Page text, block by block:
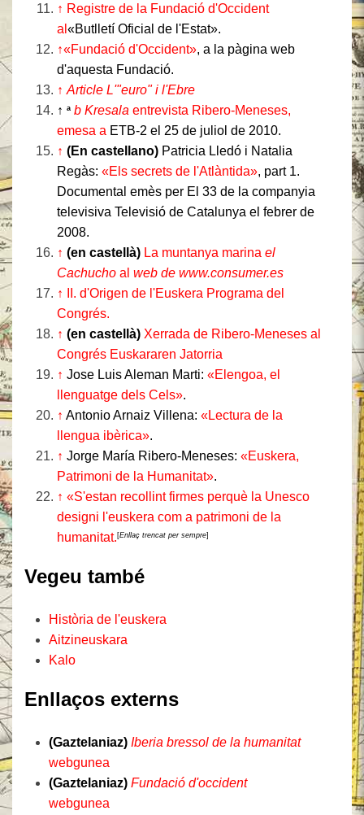
↑ Registre de la Fundació d'Occident
al «Butlletí Oficial de l'Estat».
↑«Fundació d'Occident», a la pàgina web
d'aquesta Fundació.
↑ Article L'"euro" i l'Ebre
↑ a b Kresala entrevista Ribero-Meneses,
emesa a ETB-2 el 25 de juliol de 2010.
↑ (En castellano) Patricia Lledó i Natalia
Regàs: «Els secrets de l'Atlàntida», part 1.
Documental emès per El 33 de la companyia
televisiva Televisió de Catalunya el febrer de
2008.
↑ (en castellà) La muntanya marina el
Cachucho al web de www.consumer.es
↑
II. d'Origen de l'Euskera Programa del
Congrés.
↑ (en castellà) Xerrada de Ribero-Meneses al
Congrés Euskararen Jatorria
↑ Jose Luis Aleman Marti: «Elengoa, el
llenguatge dels Cels».
↑ Antonio Arnaiz Villena: «Lectura de la
llengua ibèrica».
↑ Jorge María Ribero-Meneses: «Euskera,
Patrimoni de la Humanitat».
↑ «S'estan recollint firmes perquè la Unesco
designi l'euskera com a patrimoni de la
humanitat. [Enllaç trencat per sempre]
Vegeu també
Història de l'euskera
Aitzineuskara
Kalo
Enllaços externs
(Gaztelaniaz) Iberia bressol de la humanitat
webgunea
(Gaztelaniaz) Fundació d'occident
webgunea